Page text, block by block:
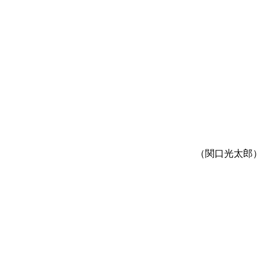
（関口光太郎）